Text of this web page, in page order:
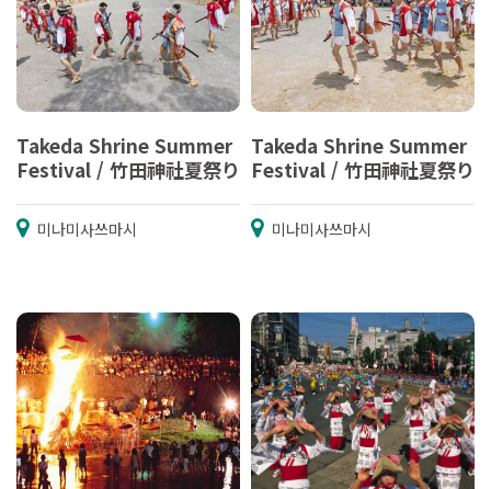
Takeda Shrine Summer
Festival / 竹田神社夏祭り
미나미사쓰마시
Takeda Shrine Summer
Festival / 竹田神社夏祭り
미나미사쓰마시